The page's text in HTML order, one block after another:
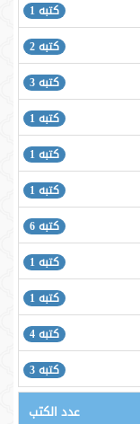
كتبه 1
كتبه 2
كتبه 3
كتبه 1
كتبه 1
كتبه 1
كتبه 6
كتبه 1
كتبه 1
كتبه 4
كتبه 3
عدد الكتب